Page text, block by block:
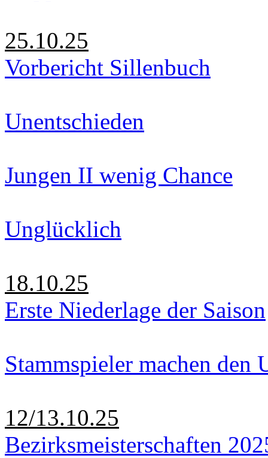
25.10.25
Vorbericht Sillenbuch
Unentschieden
Jungen II wenig Chance
Unglücklich
18.10.25
Erste Niederlage der Saison
Stammspieler machen den
12/13.10.25
Bezirksmeisterschaften